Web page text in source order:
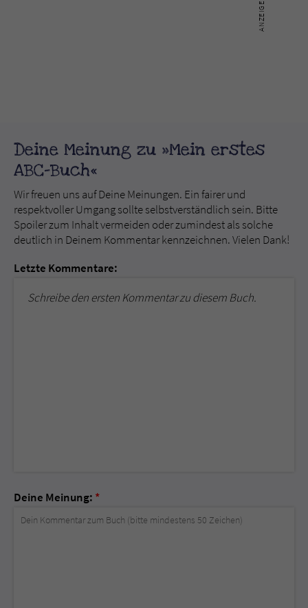
Deine Meinung zu »Mein erstes
ABC-Buch«
Wir freuen uns auf Deine Meinungen. Ein fairer und
respektvoller Umgang sollte selbstverständlich sein. Bitte
Spoiler zum Inhalt vermeiden oder zumindest als solche
deutlich in Deinem Kommentar kennzeichnen. Vielen Dank!
Letzte Kommentare:
Schreibe den ersten Kommentar zu diesem Buch.
Deine Meinung: *